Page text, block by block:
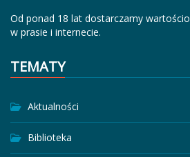
Od ponad 18 lat dostarczamy
w prasie i internecie.
TEMATY
Aktualności
Biblioteka